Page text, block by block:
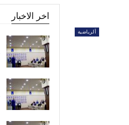
ألرياضية
اخر الاخبار